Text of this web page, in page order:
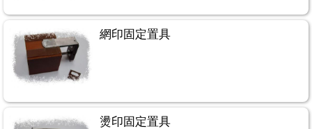
網印固定置具
燙印固定置具